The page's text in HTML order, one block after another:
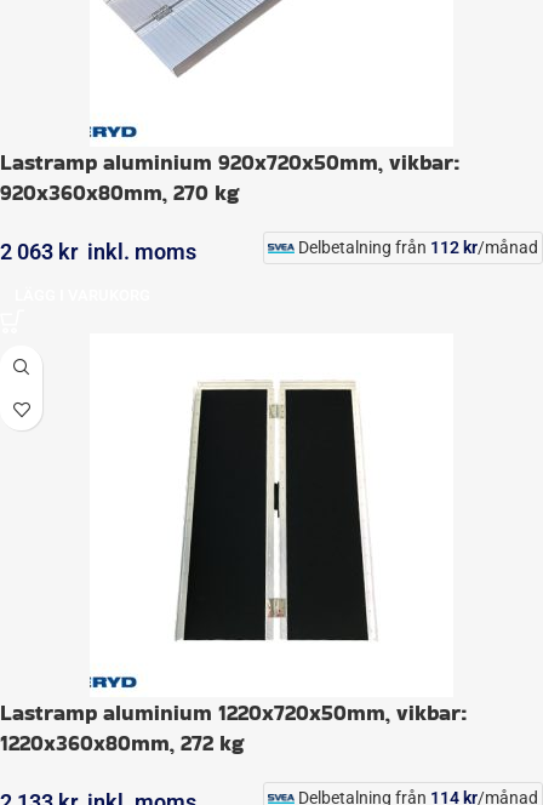
Lastramp aluminium 920x720x50mm, vikbar:
920x360x80mm, 270 kg
2 063 kr inkl. moms Delbetalning från 112 kr/månad
Lastramp aluminium 1220x720x50mm, vikbar:
1220x360x80mm, 272 kg
Delbetalning från 114 kr/månad